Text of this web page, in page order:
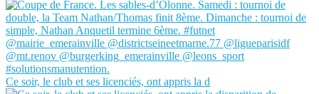
Ce soir, le club et ses licenciés, ont appris la d